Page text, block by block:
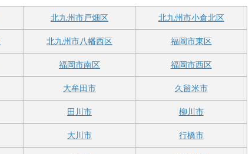
北九州市戸畑区 北九州市小倉北区
北九州市八幡西区 福岡市東区
福岡市南区 福岡市西区
大牟田市 久留米市
田川市 柳川市
大川市 行橋市